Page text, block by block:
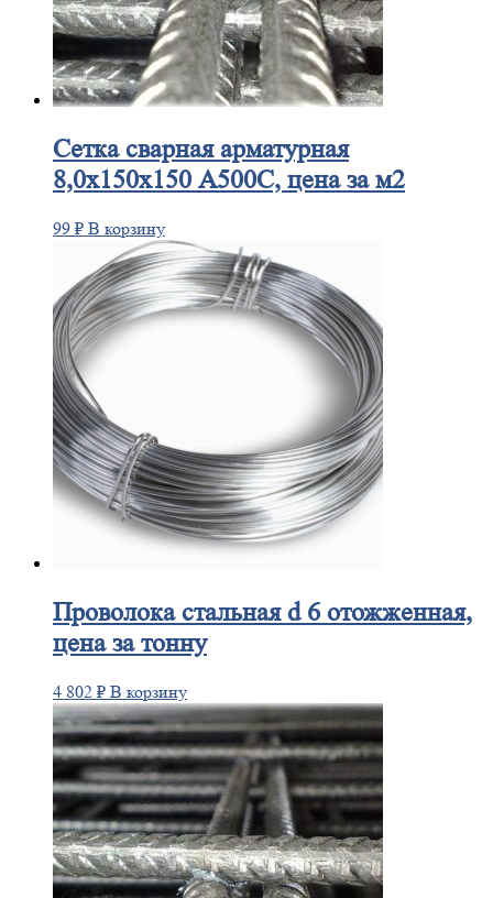
Сеткасварная арматурная
8,0х150х150 А500С, цена за м2
99 ₽ В корзину
Проволокастальная d 6 отожженная,
цена за тонну
4 802 ₽ В корзину